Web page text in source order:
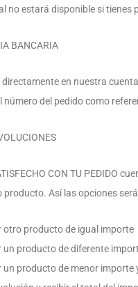
no estará disponible si tienes
BANCARIA
directamente en nuestra
número del pedido como
CON TU PEDIDO
producto. Así las opciones
otro producto de igual importe
un producto de diferente
producto de menor importe